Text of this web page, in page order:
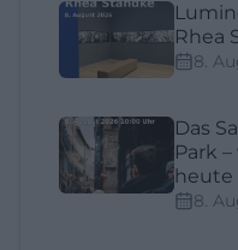
Rhea
8.
Das
Park
heute
8.